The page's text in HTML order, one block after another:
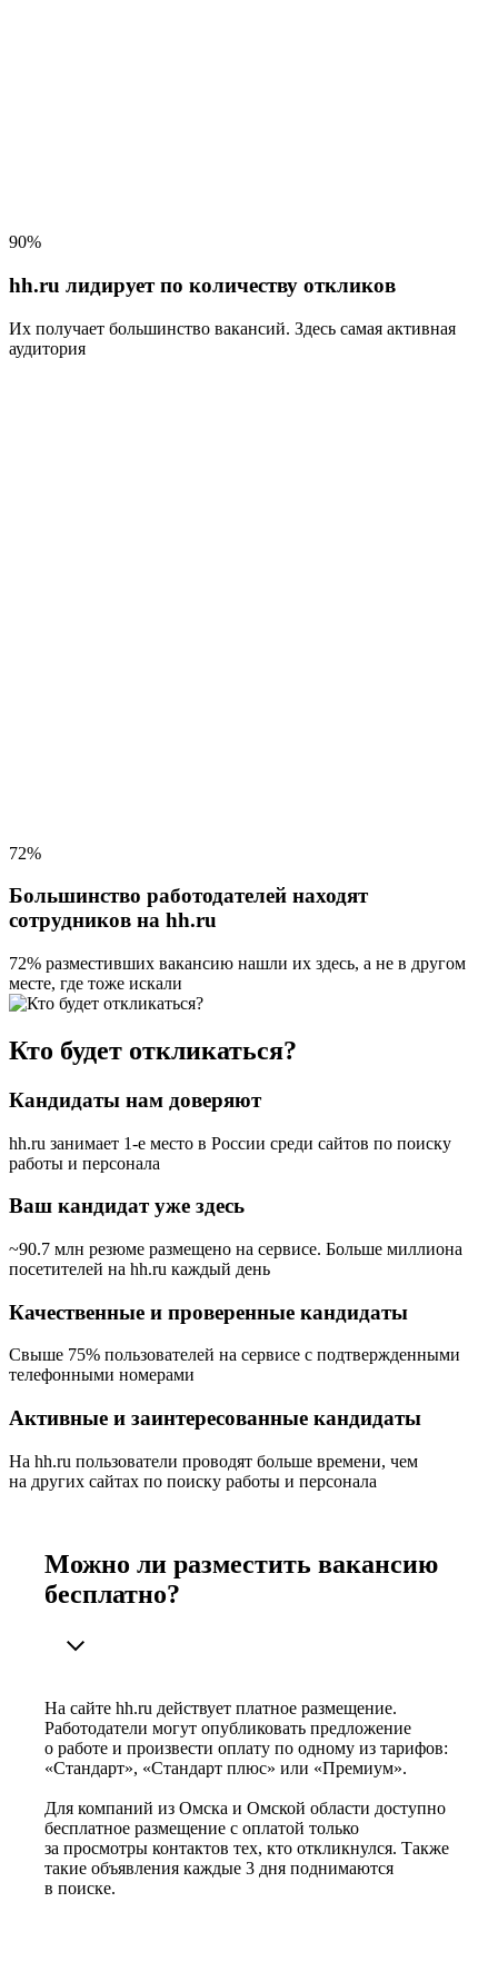
90%
hh.ru лидирует по количеству откликов
Их получает большинство вакансий. Здесь самая активная
аудитория
72%
Большинство работодателей находят
сотрудников на hh.ru
72% разместивших вакансию нашли их здесь, а не в другом
месте, где тоже искали
Кто будет откликаться?
Кандидаты нам доверяют
hh.ru занимает 1-е место в России среди сайтов по поиску
работы и персонала
Ваш кандидат уже здесь
~90.7 млн резюме размещено на сервисе. Больше миллиона
посетителей на hh.ru каждый день
Качественные и проверенные кандидаты
Свыше 75% пользователей на сервисе с подтвержденными
телефонными номерами
Активные и заинтересованные кандидаты
На hh.ru пользователи проводят больше времени, чем
на других сайтах по поиску работы и персонала
Можно ли разместить вакансию
бесплатно?
На сайте hh.ru действует платное размещение.
Работодатели могут опубликовать предложение
о работе и произвести оплату по одному из тарифов:
«Стандарт», «Стандарт плюс» или «Премиум».
Для компаний из Омска и Омской области доступно
бесплатное размещение с оплатой только
за просмотры контактов тех, кто откликнулся. Также
такие объявления каждые 3 дня поднимаются
в поиске.